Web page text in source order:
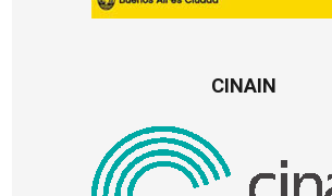
CINAIN